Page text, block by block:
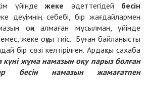
үйінде жеке әдеттегідей бесін
деуімнің себебі, бір жағдайлармен
оқи алмаған мұсылман, үйінде
жеке оқуы тиіс. Бұған байланысты
бір сөзі келтірілген. Ардақты сахаба
жұма намазын оқу парыз болған
бесін намазын жамағатпен